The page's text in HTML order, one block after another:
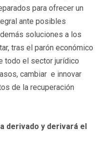
para ofrecer un
ante posibles
soluciones a los
tras el parón económico
todo el sector jurídico
cambiar e innovar
de la recuperación
derivado y derivará el